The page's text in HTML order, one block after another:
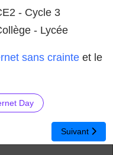
- Cycle 3
- Lycée
sans crainte et le
Day
dévoile un livret
Article
Suivant